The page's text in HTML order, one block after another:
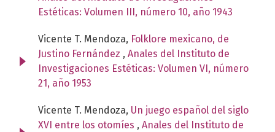
Estéticas: Volumen III, número 10, año 1943
Vicente T. Mendoza, Folklore mexicano, de
Justino Fernández , Anales del Instituto de
Investigaciones Estéticas: Volumen VI, número
21, año 1953
Vicente T. Mendoza, Un juego español del siglo
XVI entre los otomíes , Anales del Instituto de